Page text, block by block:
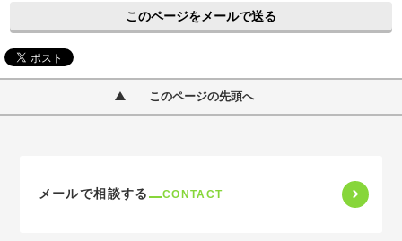
このページをメールで送る
このページの先頭へ
メールで相談する CONTACT